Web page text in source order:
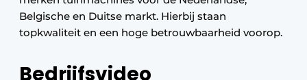
Belgische en Duitse markt. Hierbij staan
topkwaliteit en een hoge betrouwbaarheid voorop.
Bedrijfsvideo